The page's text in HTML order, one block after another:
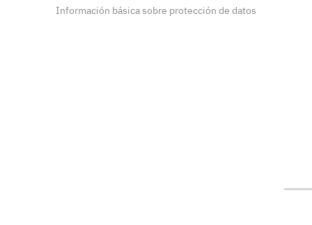
Información básica sobre protección de datos